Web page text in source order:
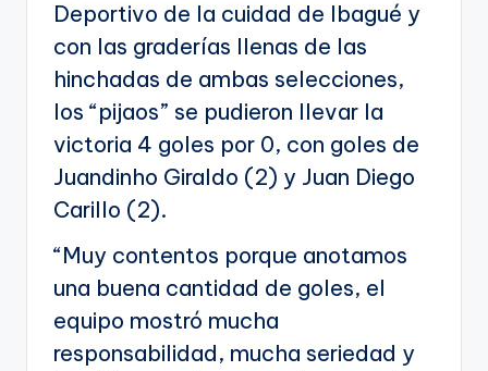
Deportivo de la cuidad de Ibagué y
con las graderías llenas de las
hinchadas de ambas selecciones,
los “pijaos” se pudieron llevar la
victoria 4 goles por 0, con goles de
Juandinho Giraldo (2) y Juan Diego
Carillo (2).
“Muy contentos porque anotamos
una buena cantidad de goles, el
equipo mostró mucha
responsabilidad, mucha seriedad y